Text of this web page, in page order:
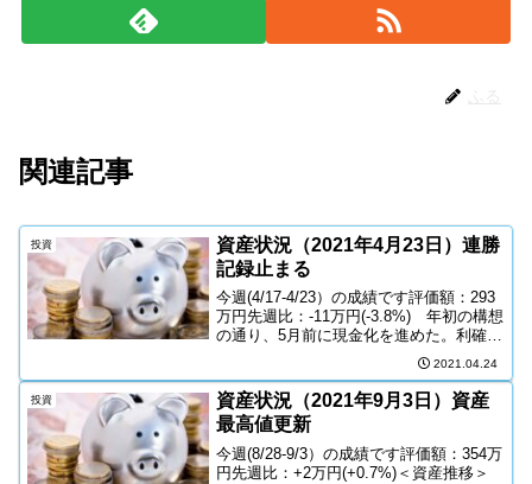
関連記事
投資
資産状況（2021年4月23日）連勝
記録止まる
今週(4/17-4/23）の成績です評価額：293
万円先週比：-11万円(-3.8%) 年初の構想
の通り、5月前に現金化を進めた。利確で
譲渡益税が米国と日本で二重にかかる。
税金による目減り分が今週のマイナス要
因であり、株価は先週末から変動な...
2021.04.24
投資
資産状況（2021年9月3日）資産
最高値更新
今週(8/28-9/3）の成績です評価額：354万
円先週比：+2万円(+0.7%)＜資産推移＞